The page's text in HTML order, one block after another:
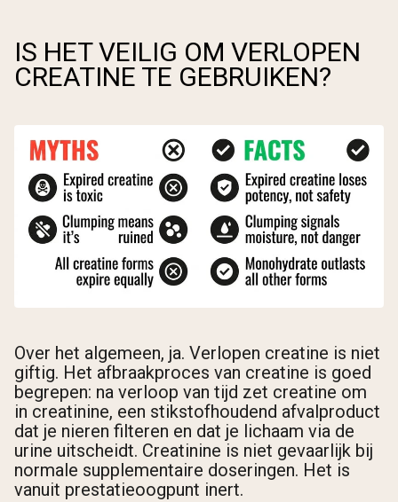
IS HET VEILIG OM VERLOPEN
CREATINE TE GEBRUIKEN?
Over het algemeen, ja. Verlopen creatine is niet
giftig. Het afbraakproces van creatine is goed
begrepen: na verloop van tijd zet creatine om
in creatinine, een stikstofhoudend afvalproduct
dat je nieren filteren en dat je lichaam via de
urine uitscheidt. Creatinine is niet gevaarlijk bij
normale supplementaire doseringen. Het is
vanuit prestatieoogpunt inert.